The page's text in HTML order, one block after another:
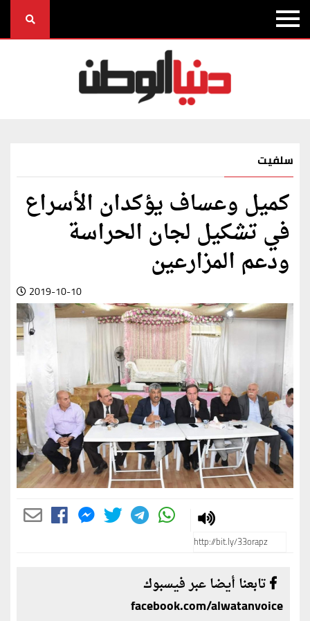
سلفيت
كميل وعساف يؤكدان الأسراع
في تشكيل لجان الحراسة
ودعم المزارعين
2019-10-10
تابعنا أيضا عبر فيسبوك
facebook.com/alwatanvoice